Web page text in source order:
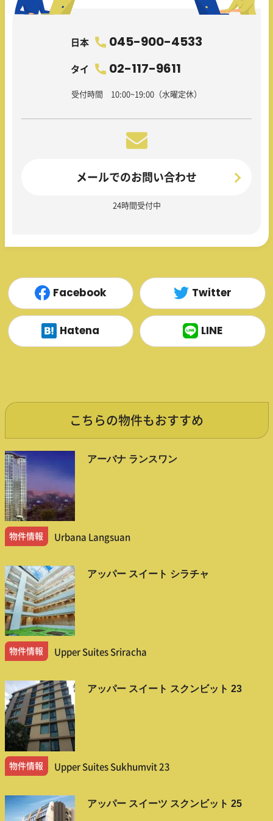
日本 045-900-4533
タイ 02-117-9611
受付時間 10:00~19:00（水曜定休）
メールでのお問い合わせ
24時間受付中
Facebook Twitter
Hatena LINE
こちらの物件もおすすめ
アーバナ ランスワン
物件情報 Urbana Langsuan
アッパー スイート シラチャ
物件情報 Upper Suites Sriracha
アッパー スイート スクンビット 23
物件情報 Upper Suites Sukhumvit 23
アッパー スイーツ スクンビット 25